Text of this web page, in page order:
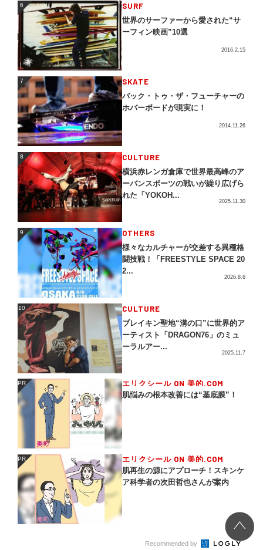
6 SURF
世界のサーファーから愛された“サ
ーフィン映画”10選
2016.2.15
7 SKATE
バック・トゥ・ザ・フューチャーの
ホバーボードが現実に！
2014.11.26
8 CULTURE
横浜赤レンガ倉庫で世界最高峰のア
ーバンスポーツの戦いが繰り広げら
れた「YOKOH...
2025.11.30
9 OTHERS
様々なカルチャーが交差する異種格
闘技戦！「FREESTYLE SPACE 20
2...
2026.8.6
10 CULTURE
ブレイキン聖地“溝の口”に世界的ア
ーティスト「DRAGON76」のミュ
ーラルアー...
2025.11.7
PR エリクシール ON 美的.COM
肌悩みの根本改善には“基底膜”！
PR エリクシール ON 美的.COM
肌再生の源にアプローチ！スキンケ
ア科学者の次田哲也さんが案内
Recommended by